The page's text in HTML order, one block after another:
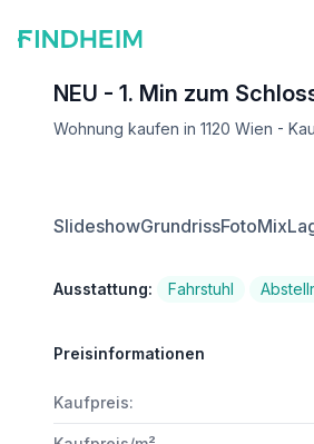
NEU - 1. Min zum
Wohnung kaufen in 1120 Wien -
SlideshowGrundrissFotoMix
Ausstattung: Fahrstuhl
Preisinformationen
Kaufpreis: